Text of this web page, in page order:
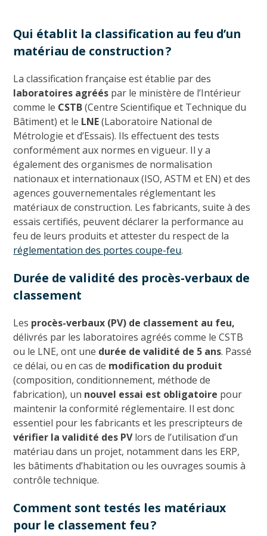
Qui établit la classification au feu d’un
matériau de construction ?
La classification française est établie par des
laboratoires agréés par le ministère de l’Intérieur
comme le CSTB(Centre Scientifique et Technique du
Bâtiment) et le LNE(Laboratoire National de
Métrologie et d’Essais). Ils effectuent des tests
conformément aux normes en vigueur. Il y a
également des organismes de normalisation
nationaux et internationaux (ISO, ASTM et EN) et des
agences gouvernementales réglementant les
matériaux de construction. Les fabricants, suite à des
essais certifiés, peuvent déclarer la performance au
feu de leurs produits et attester du respect de la
réglementation des portes coupe-feu.
Durée de validité des procès-verbaux de
classement
Les procès-verbaux (PV) de classement au feu,
délivrés par les laboratoires agréés comme le CSTB
ou le LNE, ont une durée de validité de 5 ans. Passé
ce délai, ou en cas de modification du produit
(composition, conditionnement, méthode de
fabrication), un nouvel essai est obligatoire pour
maintenir la conformité réglementaire. Il est donc
essentiel pour les fabricants et les prescripteurs de
vérifier la validité des PVlors de l’utilisation d’un
matériau dans un projet, notamment dans les ERP,
les bâtiments d’habitation ou les ouvrages soumis à
contrôle technique.
Comment sont testés les matériaux
pour le classement feu ?